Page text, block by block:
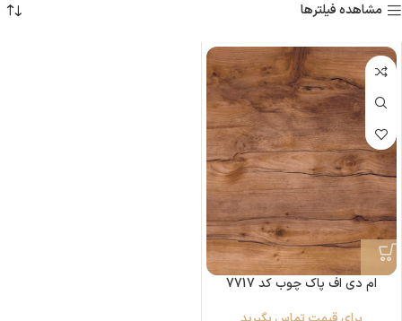
مشاهده فیلترها
ام دی اف پاک چوب کد 7717